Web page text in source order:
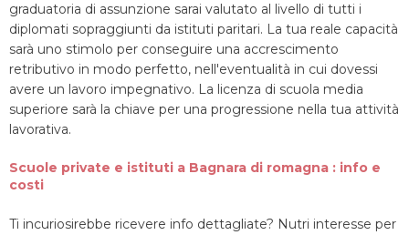
graduatoria di assunzione sarai valutato al livello di tutti i
diplomati sopraggiunti da istituti paritari. La tua reale capacità
sarà uno stimolo per conseguire una accrescimento
retributivo in modo perfetto, nell'eventualità in cui dovessi
avere un lavoro impegnativo. La licenza di scuola media
superiore sarà la chiave per una progressione nella tua attività
lavorativa.
Scuole private e istituti a Bagnara di romagna : info e
costi
Ti incuriosirebbe ricevere info dettagliate? Nutri interesse per